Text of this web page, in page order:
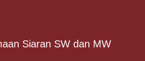
Siaran SW dan MW